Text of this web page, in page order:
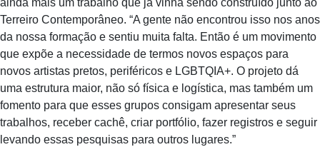
Terreiro Contemporâneo. “A gente não encontrou isso nos anos
da nossa formação e sentiu muita falta. Então é um movimento
que expõe a necessidade de termos novos espaços para
novos artistas pretos, periféricos e LGBTQIA+. O projeto dá
uma estrutura maior, não só física e logística, mas também um
fomento para que esses grupos consigam apresentar seus
trabalhos, receber cachê, criar portfólio, fazer registros e seguir
levando essas pesquisas para outros lugares.”